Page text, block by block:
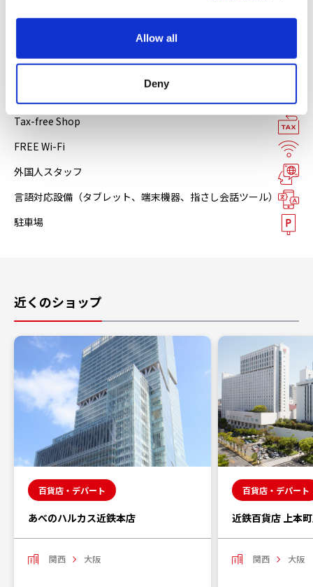
Allow all
Deny
Tax-free Shop
FREE Wi-Fi
外国人スタッフ
言語対応設備（タブレット、端末機器、指さし会話ツール）
駐車場
近くのショップ
百貨店・デパート
あべのハルカス近鉄本店
関西 大阪
百貨店・デパート
近鉄百貨店 上本
関西 大阪